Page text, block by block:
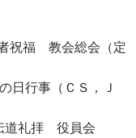
祝福 教会総会（定
行事（ＣＳ，Ｊ
道礼拝 役員会